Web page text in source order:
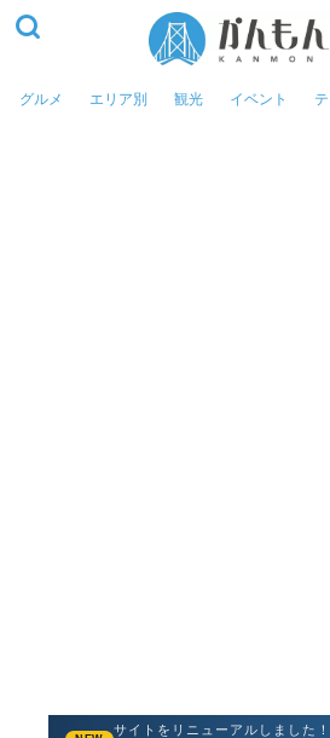
グルメ エリア別 観光 イベント
サイトをリニューアルしました